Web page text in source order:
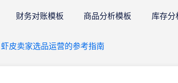
财务对账模板 商品分析模板 库存分
皮卖家选品运营的参考指南